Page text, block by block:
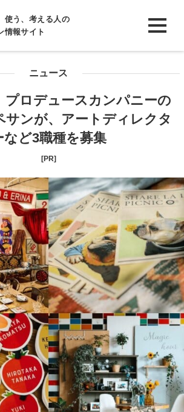
使う、考える人の
情報サイト
ニュース
プロデュースカンパニーの
サンが、アートディレクタ
など3職種を募集
[PR]